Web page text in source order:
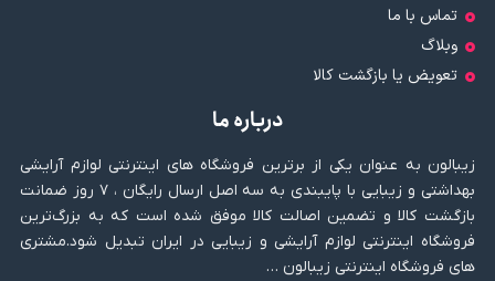
تماس با ما
وبلاگ
تعویض یا بازگشت کالا
درباره ما
زیبالون به عنوان یکی از برترین فروشگاه های اینترنتی لوازم آرایشی
بهداشتی و زیبایی با پایبندی به سه اصل ارسال رایگان ، ۷ روز ضمانت
بازگشت کالا و تضمین اصالت کالا موفق شده است که به بزرگ‌ترین
فروشگاه اینترنتی لوازم آرایشی و زیبایی در ایران تبدیل شود.مشتری
های فروشگاه اینترنتی زیبالون …